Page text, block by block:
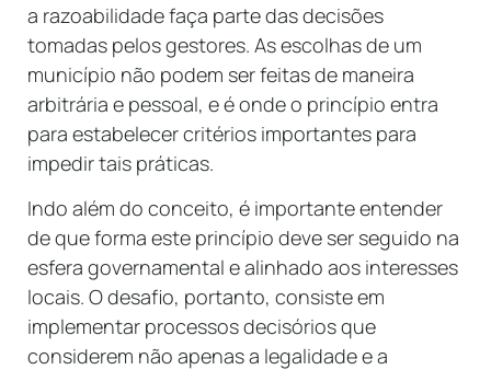
a razoabilidade faça parte das decisões
tomadas pelos gestores. As escolhas de um
município não podem ser feitas de maneira
arbitrária e pessoal, e é onde o princípio entra
para estabelecer critérios importantes para
impedir tais práticas.
Indo além do conceito, é importante entender
de que forma este princípio deve ser seguido na
esfera governamental e alinhado aos interesses
locais. O desafio, portanto, consiste em
implementar processos decisórios que
considerem não apenas a legalidade e a